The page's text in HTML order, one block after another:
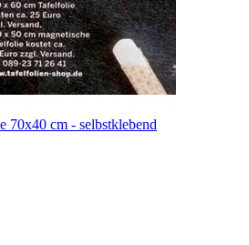
70x40 cm - selbstklebend